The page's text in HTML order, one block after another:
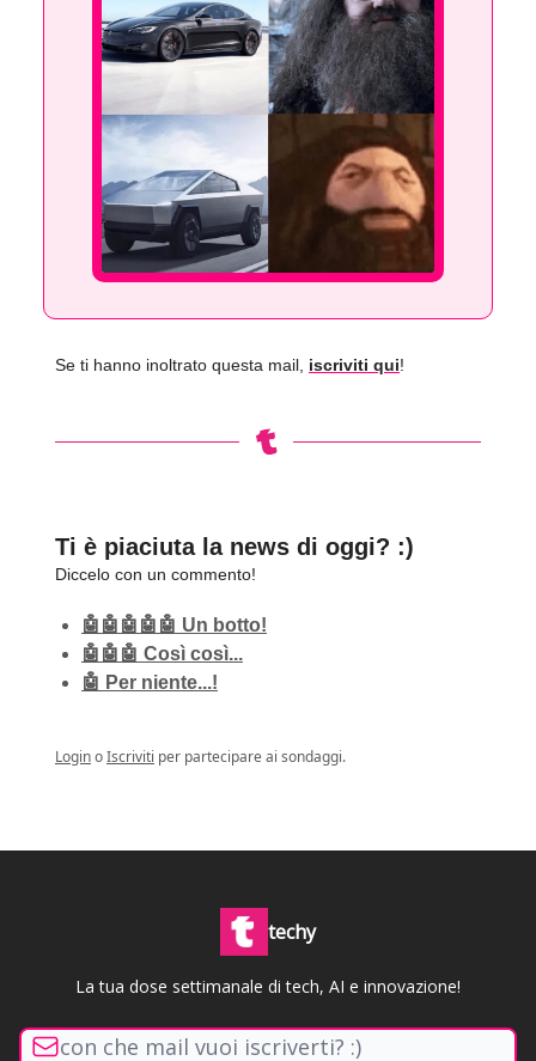
Se ti hanno inoltrato questa mail, iscriviti qui!
Ti è piaciuta la news di oggi? :)
Diccelo con un commento!
🤖🤖🤖🤖🤖 Un botto!
🤖🤖🤖 Così così...
🤖 Per niente...!
LoginoIscriviti per partecipare ai sondaggi.
techy
La tua dose settimanale di tech, AI e innovazione!